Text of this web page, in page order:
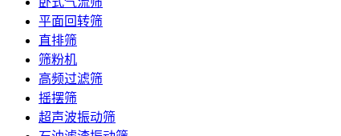
平面回转筛
直排筛
筛粉机
高频过滤筛
摇摆筛
超声波振动筛